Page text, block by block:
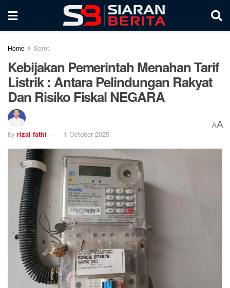
Home Sorot
Kebijakan Pemerintah Menahan Tarif
Listrik : Antara Pelindungan Rakyat
Dan Risiko Fiskal NEGARA
by rizal fathi 1 October 2025
AA